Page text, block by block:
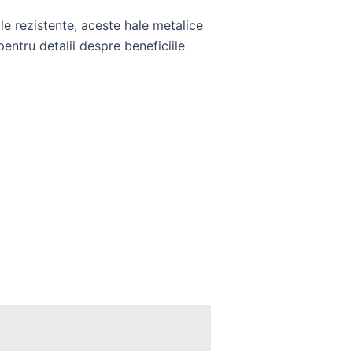
rezistente, aceste hale metalice
detalii despre beneficiile